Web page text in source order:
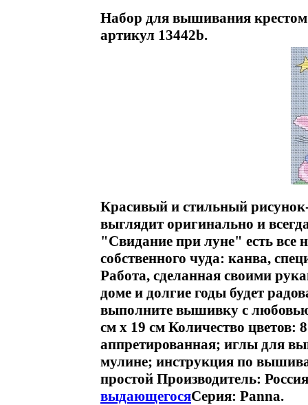
Набор для вышивания
артикул 13442b.
Красивый и стильный
выглядит оригинально и
"Свидание при луне" есть все
собственного чуда: канва,
Работа, сделанная своими
доме и долгие годы будет
выполните вышивку с
см х 19 см Количество цветов:
аппретированная; иглы для
мулине; инструкция по
простой Производитель:
выдающегосяСерия: Panna.